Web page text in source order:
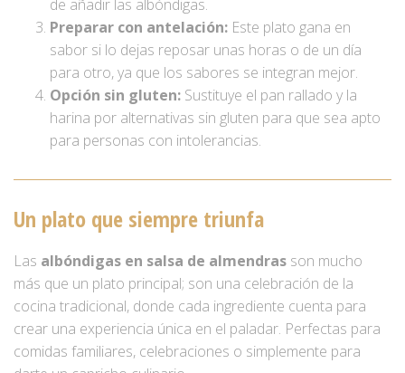
de añadir las albóndigas.
Preparar con antelación: Este plato gana en
sabor si lo dejas reposar unas horas o de un día
para otro, ya que los sabores se integran mejor.
Opción sin gluten: Sustituye el pan rallado y la
harina por alternativas sin gluten para que sea apto
para personas con intolerancias.
Un plato que siempre triunfa
Las albóndigas en salsa de almendras son mucho
más que un plato principal; son una celebración de la
cocina tradicional, donde cada ingrediente cuenta para
crear una experiencia única en el paladar. Perfectas para
comidas familiares, celebraciones o simplemente para